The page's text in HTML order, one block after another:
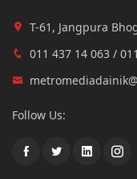
T-61, Jangpura
011 437 14 063 /
Follow Us: